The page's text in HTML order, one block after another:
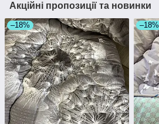
Акційні пропозиції та новинки
–18% –18%